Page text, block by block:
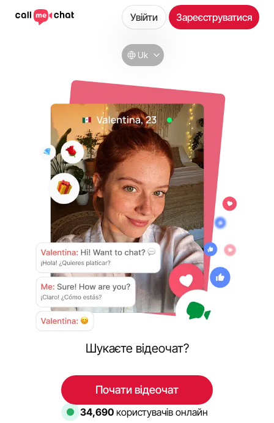
Uk
Увійти Зареєструватися
Шукаєте відеочат?
Почати відеочат
35,347користувачів онлайн